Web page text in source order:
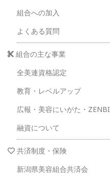
組合への加入
よくある質問
組合の主な事業
全美連資格認定
教育・レベルアップ
広報・美容にいがた・ZENBI
融資について
共済制度・保険
新潟県美容組合共済会